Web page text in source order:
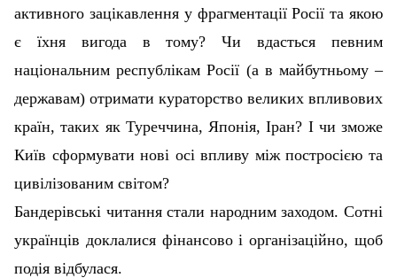
активного зацікавлення у фрагментації Росії та якою
є їхня вигода в тому? Чи вдасться певним
національним республікам Росії (а в майбутньому –
державам) отримати кураторство великих впливових
країн, таких як Туреччина, Японія, Іран? І чи зможе
Київ сформувати нові осі впливу між постросією та
цивілізованим світом?
Бандерівські читання стали народним заходом. Сотні
українців доклалися фінансово і організаційно, щоб
подія відбулася.